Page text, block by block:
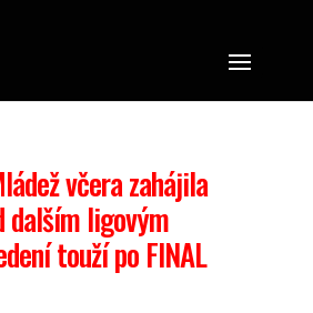
včera zahájila
dalším ligovým
touží po FINAL